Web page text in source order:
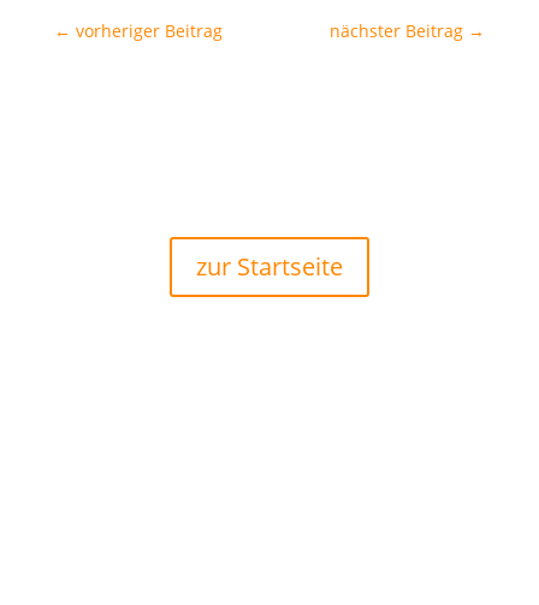
← vorheriger Beitrag nächster Beitrag →
zur Startseite